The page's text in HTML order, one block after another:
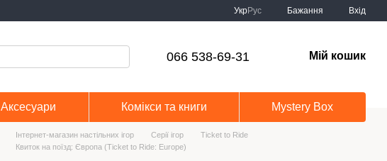
УкрРус Бажання Вхід
066 538-69-31 Мій кошик
Аксесуари Комікси та книги Mystery Box
Інтернет-магазин настільних ігор Серії ігор
Ticket to Ride
Квиток на поїзд: Європа (Ticket to Ride: Europe)